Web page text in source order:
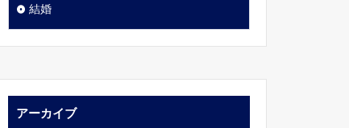
結婚
アーカイブ